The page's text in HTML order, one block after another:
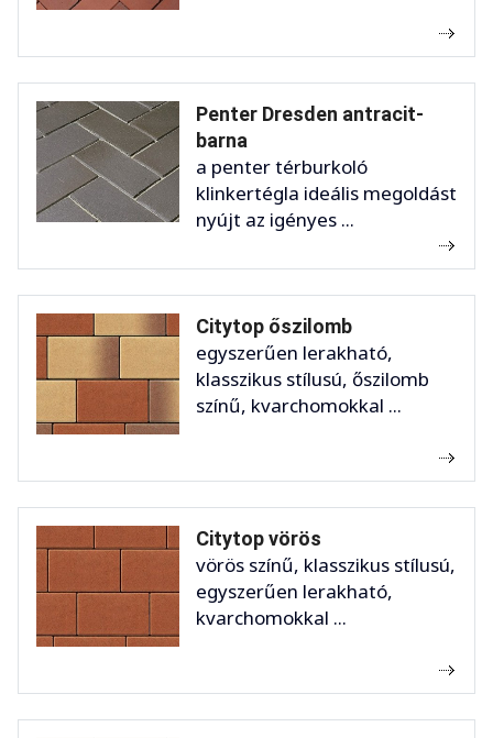
Penter Dresden antracit-
barna
a penter térburkoló
klinkertégla ideális megoldást
nyújt az igényes ...
Citytop őszilomb
egyszerűen lerakható,
klasszikus stílusú, őszilomb
színű, kvarchomokkal ...
Citytop vörös
vörös színű, klasszikus stílusú,
egyszerűen lerakható,
kvarchomokkal ...